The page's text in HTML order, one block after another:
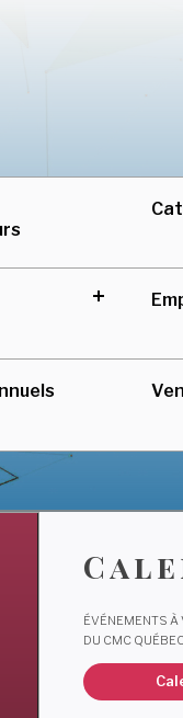
expand
ÉVÉNEMENTS À
DU CMC